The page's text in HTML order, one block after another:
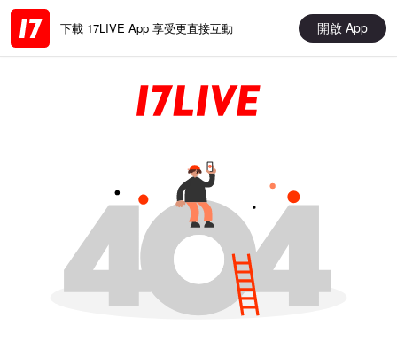
下載 17LIVE App 享受更直接互動 開啟 App